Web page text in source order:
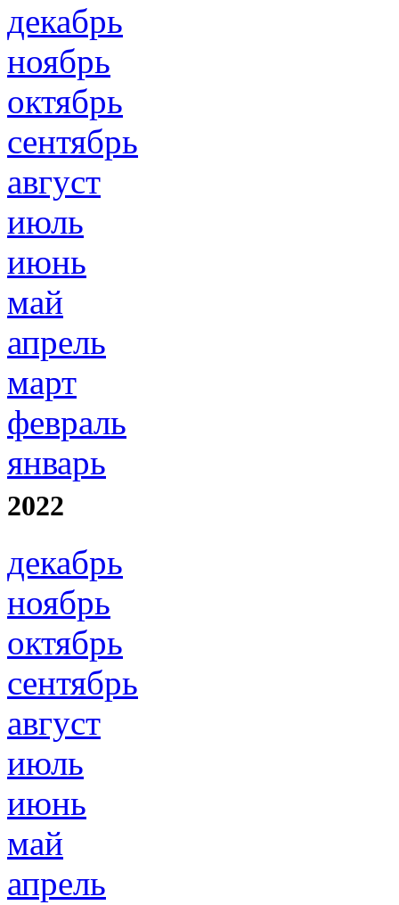
декабрь
ноябрь
октябрь
сентябрь
август
июль
июнь
май
апрель
март
февраль
январь
2022
декабрь
ноябрь
октябрь
сентябрь
август
июль
июнь
май
апрель